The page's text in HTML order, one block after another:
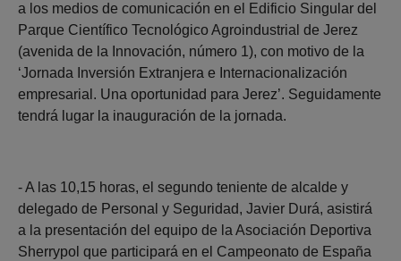
a los medios de comunicación en el Edificio Singular del
Parque Científico Tecnológico Agroindustrial de Jerez
(avenida de la Innovación, número 1), con motivo de la
‘Jornada Inversión Extranjera e Internacionalización
empresarial. Una oportunidad para Jerez’. Seguidamente
tendrá lugar la inauguración de la jornada.
- A las 10,15 horas, el segundo teniente de alcalde y
delegado de Personal y Seguridad, Javier Durá, asistirá
a la presentación del equipo de la Asociación Deportiva
Sherrypol que participará en el Campeonato de España